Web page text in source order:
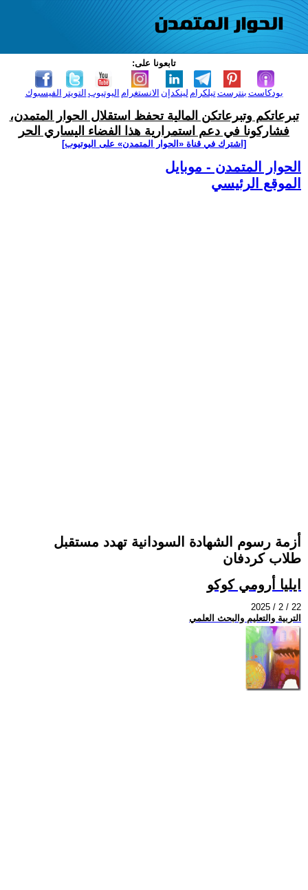
تابعونا على:
الفيسبوك التويتر اليوتيوب الانستغرام لينكدإن تيلكرامبنترست بودكاست
تبرعاتكم وتبرعاتكن المالية تحفظ استقلال الحوار المتمدن،
فشاركونا في دعم استمرارية هذا الفضاء اليساري الحر
[اشترك في قناة ‫«الحوار المتمدن» على اليوتيوب]
الحوار المتمدن - موبايل
الموقع الرئيسي
أزمة رسوم الشهادة السودانية تهدد مستقبل
طلاب كردفان
ايليا أرومي كوكو
2025 / 2 / 22
التربية والتعليم والبحث العلمي